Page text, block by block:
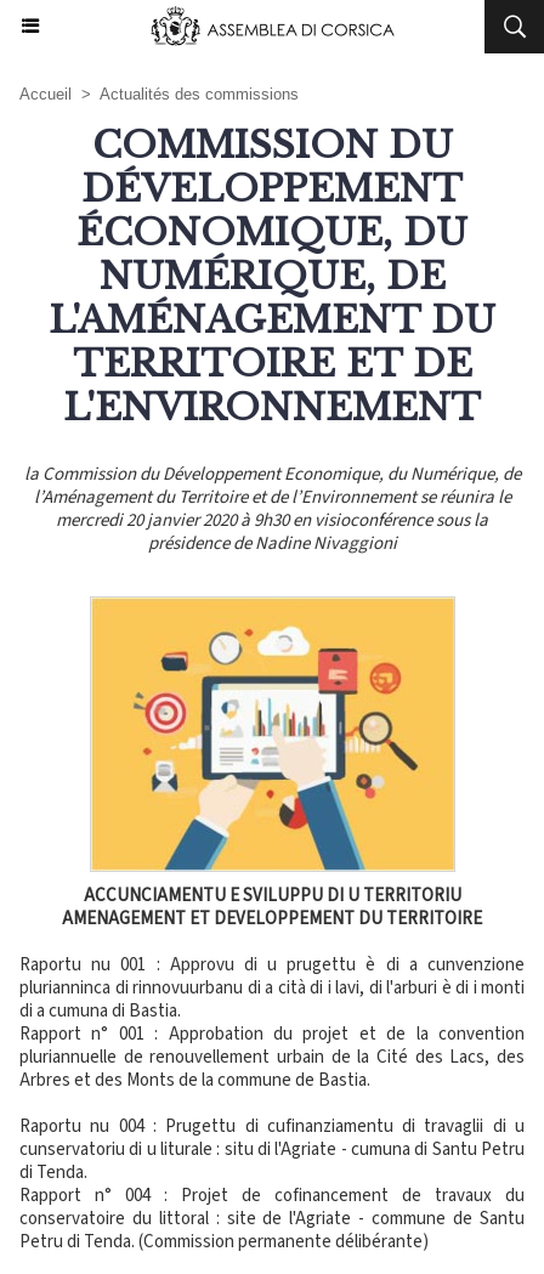
Accueil > Actualités des commissions
COMMISSION DU
DÉVELOPPEMENT
ÉCONOMIQUE, DU
NUMÉRIQUE, DE
L'AMÉNAGEMENT DU
TERRITOIRE ET DE
L'ENVIRONNEMENT
la Commission du Développement Economique, du Numérique, de
l’Aménagement du Territoire et de l’Environnement se réunira le
mercredi 20 janvier 2020 à 9h30 en visioconférence sous la
présidence de Nadine Nivaggioni
ACCUNCIAMENTU E SVILUPPU DI U TERRITORIU
AMENAGEMENT ET DEVELOPPEMENT DU TERRITOIRE
Raportu nu 001 : Approvu di u prugettu è di a cunvenzione
plurianninca di rinnovuurbanu di a cità di i lavi, di l'arburi è di i monti
di a cumuna di Bastia.
Rapport n° 001 : Approbation du projet et de la convention
pluriannuelle de renouvellement urbain de la Cité des Lacs, des
Arbres et des Monts de la commune de Bastia.
Raportu nu 004 : Prugettu di cufinanziamentu di travaglii di u
cunservatoriu di u liturale : situ di l'Agriate - cumuna di Santu Petru
di Tenda.
Rapport n° 004 : Projet de cofinancement de travaux du
conservatoire du littoral : site de l'Agriate - commune de Santu
Petru di Tenda. (Commission permanente délibérante)